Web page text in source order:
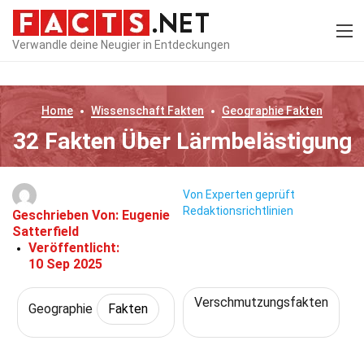
Verwandle deine Neugier in Entdeckungen
Home Wissenschaft Fakten GeographieFakten
32 Fakten Über Lärmbelästigung
Geschrieben Von: Eugenie
Satterfield
Veröffentlicht:
10 Sep 2025
Von Experten geprüft
Redaktionsrichtlinien
Geographie Fakten Verschmutzungsfakten